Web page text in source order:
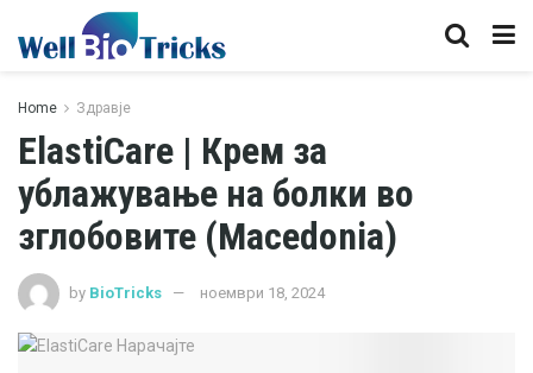
Home Здравје
ElastiCare | Крем за
ублажување на болки во
зглобовите (Macedonia)
by BioTricks ноември 18, 2024